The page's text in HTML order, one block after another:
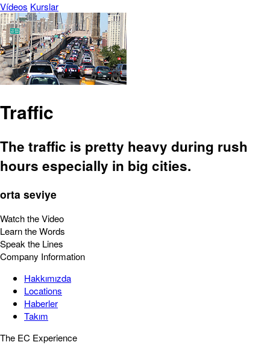
Vídeos Kurslar
Traffic
The traffic is pretty heavy during rush
hours especially in big cities.
orta seviye
Watch the Video
Learn the Words
Speak the Lines
Company Information
Hakkımızda
Locations
Haberler
Takım
The EC Experience